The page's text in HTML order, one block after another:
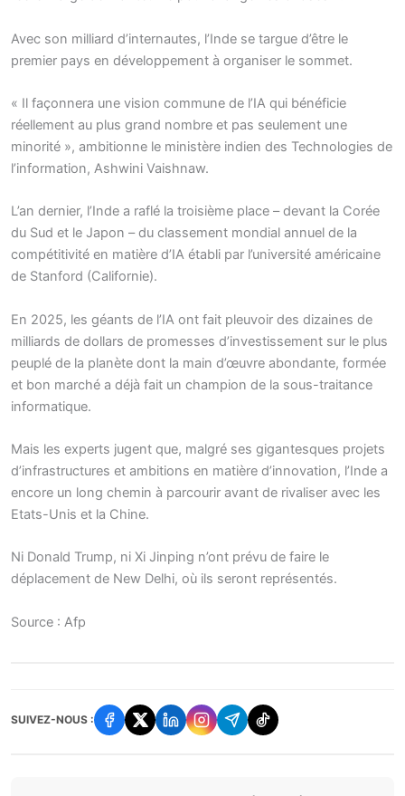
Avec son milliard d’internautes, l’Inde se targue d’être le
premier pays en développement à organiser le sommet.
« Il façonnera une vision commune de l’IA qui bénéficie
réellement au plus grand nombre et pas seulement une
minorité », ambitionne le ministère indien des Technologies de
l’information, Ashwini Vaishnaw.
L’an dernier, l’Inde a raflé la troisième place – devant la Corée
du Sud et le Japon – du classement mondial annuel de la
compétitivité en matière d’IA établi par l’université américaine
de Stanford (Californie).
En 2025, les géants de l’IA ont fait pleuvoir des dizaines de
milliards de dollars de promesses d’investissement sur le plus
peuplé de la planète dont la main d’œuvre abondante, formée
et bon marché a déjà fait un champion de la sous-traitance
informatique.
Mais les experts jugent que, malgré ses gigantesques projets
d’infrastructures et ambitions en matière d’innovation, l’Inde a
encore un long chemin à parcourir avant de rivaliser avec les
Etats-Unis et la Chine.
Ni Donald Trump, ni Xi Jinping n’ont prévu de faire le
déplacement de New Delhi, où ils seront représentés.
Source : Afp
SUIVEZ-NOUS :